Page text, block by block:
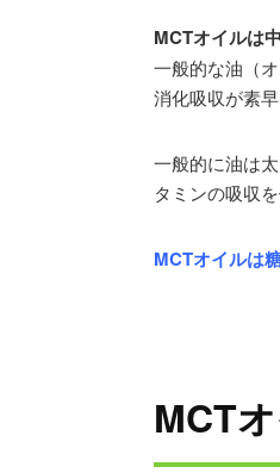
MCTオイルは
一般的な油（
消化吸収が素
一般的に油は
タミンの吸収
MCTオイルは
MCT